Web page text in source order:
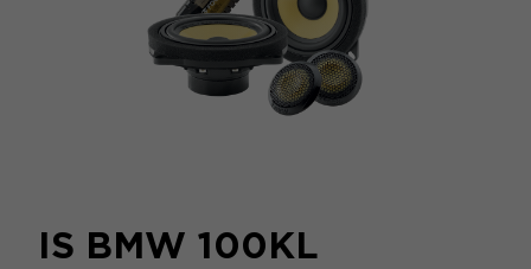
IS BMW 100KL